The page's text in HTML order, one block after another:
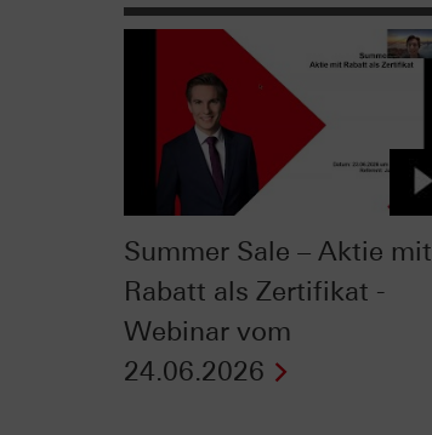
Summer Sale – Aktie mit
Rabatt als Zertifikat -
Webinar vom
24.06.2026